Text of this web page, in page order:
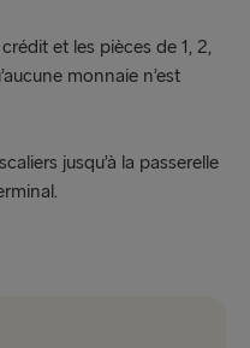
et les pièces de 1, 2,
monnaie n’est
jusqu’à la passerelle